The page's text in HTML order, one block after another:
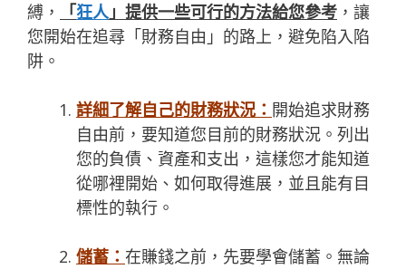
縛，
「狂人」提供一些可行的方法給您參考 ，讓
您開始在追尋 「財務自由 」 的路上，避免陷入陷
阱。
詳細了解自己的財務狀況： 開始追求財務
自由前，要知道您目前的財務狀況。列出
您的負債、資產和支出，這樣您才能知道
從哪裡開始、如何取得進展，並且能有目
標性的執行。
儲蓄： 在賺錢之前，先要學會儲蓄。無論